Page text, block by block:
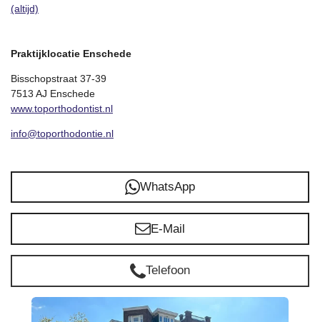
(altijd)
Praktijklocatie Enschede
Bisschopstraat 37-39
7513 AJ Enschede
www.toporthodontist.nl
info@toporthodontie.nl
WhatsApp
E-Mail
Telefoon